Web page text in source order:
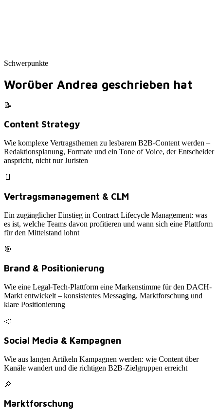
Schwerpunkte
Worüber Andrea geschrieben hat
📝
Content Strategy
Wie komplexe Vertragsthemen zu lesbarem B2B-Content werden –
Redaktionsplanung, Formate und ein Tone of Voice, der Entscheider
anspricht, nicht nur Juristen
📄
Vertragsmanagement & CLM
Ein zugänglicher Einstieg in Contract Lifecycle Management: was
es ist, welche Teams davon profitieren und wann sich eine Plattform
für den Mittelstand lohnt
🎯
Brand & Positionierung
Wie eine Legal-Tech-Plattform eine Markenstimme für den DACH-
Markt entwickelt – konsistentes Messaging, Marktforschung und
klare Positionierung
📣
Social Media & Kampagnen
Wie aus langen Artikeln Kampagnen werden: wie Content über
Kanäle wandert und die richtigen B2B-Zielgruppen erreicht
🔎
Marktforschung